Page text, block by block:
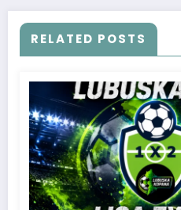
RELATED POSTS